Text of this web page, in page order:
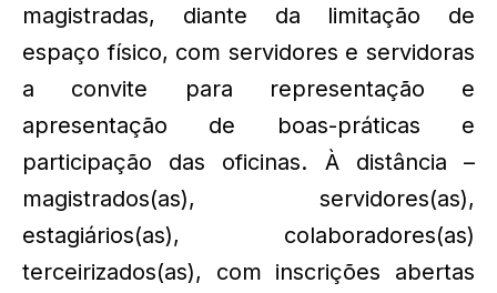
magistradas, diante da limitação de
espaço físico, com servidores e servidoras
a convite para representação e
apresentação de boas-práticas e
participação das oficinas. À distância –
magistrados(as), servidores(as),
estagiários(as), colaboradores(as)
terceirizados(as), com inscrições abertas